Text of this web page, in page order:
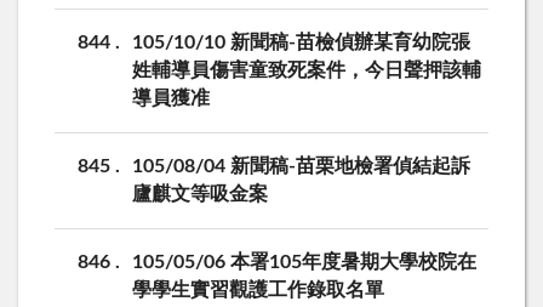
844
105/10/10 新聞稿-苗檢偵辦某育幼院張
姓輔導員傷害童致死案件，今日聲押該輔
導員獲准
845
105/08/04 新聞稿-苗栗地檢署偵結起訴
廬麒文等吸金案
846
105/05/06 本署105年度暑期大學校院在
學學生實習觀護工作錄取名單